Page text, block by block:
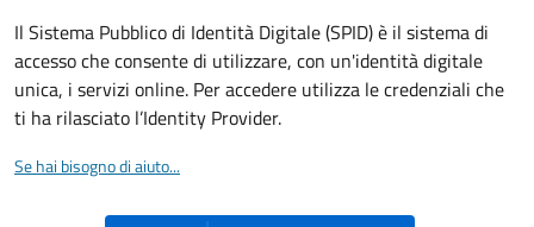
Il Sistema Pubblico di Identità Digitale (SPID) è il sistema di
accesso che consente di utilizzare, con un'identità digitale
unica, i servizi online. Per accedere utilizza le credenziali che
ti ha rilasciato l’Identity Provider.
Se hai bisogno di aiuto...